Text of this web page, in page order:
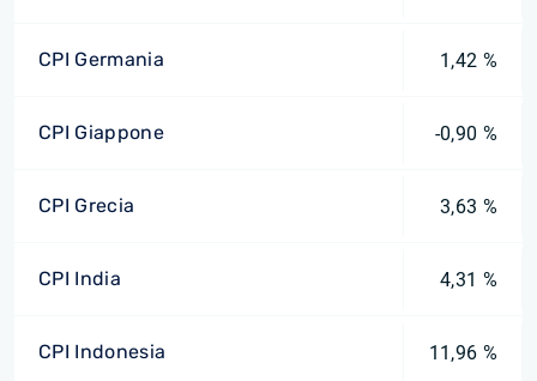
CPI Germania 1,42 %
CPI Giappone -0,90 %
CPI Grecia 3,63 %
CPI India 4,31 %
CPI Indonesia 11,96 %